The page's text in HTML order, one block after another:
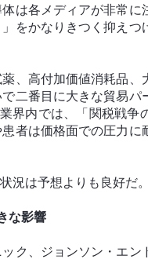
は各メディアが非常に
をかなりきつく抑えつ
、高付加価値消耗品、
二番目に大きな貿易パ
界内では、「関税戦争
者は価格面での圧力に
況は予想よりも良好だ。
な影響
ク、ジョンソン・エン